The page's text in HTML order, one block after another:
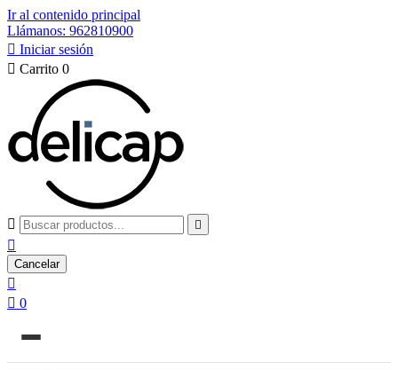
Ir al contenido principal
Llámanos: 962810900
 Iniciar sesión
 Carrito 0
 

Cancelar

 0